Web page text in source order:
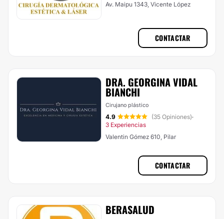
Av. Maipu 1343, Vicente López
CONTACTAR
DRA. GEORGINA VIDAL
BIANCHI
Cirujano plástico
4.9 (35 Opiniones)·
3 Experiencias
Valentin Gómez 610, Pilar
CONTACTAR
BERASALUD